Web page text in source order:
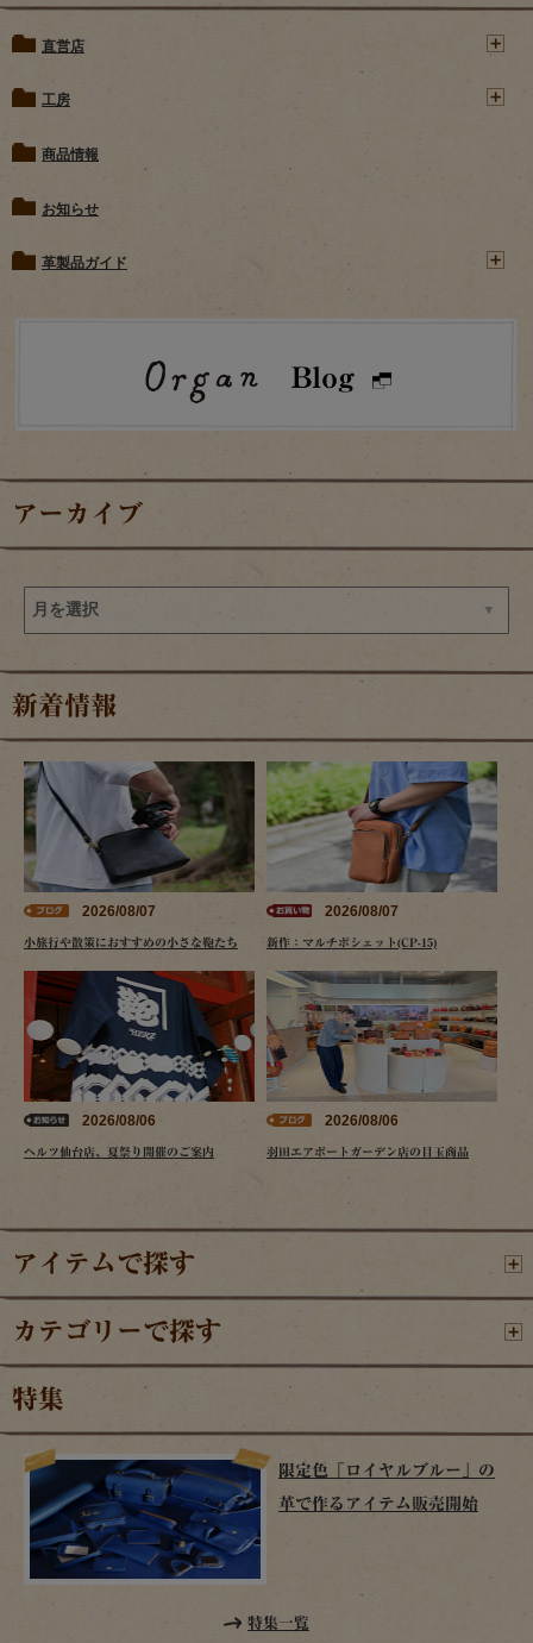
直営店
工房
商品情報
お知らせ
革製品ガイド
アーカイブ
新着情報
2026/08/07
小旅行や散策におすすめの小さな鞄たち
2026/08/07
新作：マルチポシェット(CP-15)
2026/08/06
ヘルツ仙台店、夏祭り開催のご案内
2026/08/06
羽田エアポートガーデン店の目玉商品
アイテムで探す
カテゴリーで探す
特集
限定色「ロイヤルブルー」の
革で作るアイテム販売開始
特集一覧